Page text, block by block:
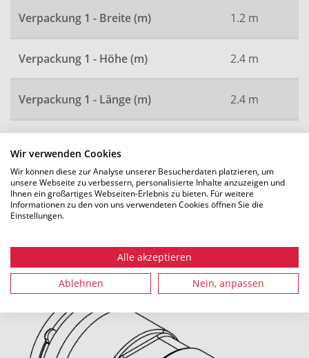
Wir verwenden Cookies
Wir können diese zur Analyse unserer Besucherdaten platzieren, um
unsere Webseite zu verbessern, personalisierte Inhalte anzuzeigen und
Ihnen ein großartiges Webseiten-Erlebnis zu bieten. Für weitere
Informationen zu den von uns verwendeten Cookies öffnen Sie die
Einstellungen.
Alle akzeptieren
Ablehnen Nein, anpassen
Verpackung 1 - Breite (m) 1.2 m
Verpackung 1 - Höhe (m) 2.4 m
Verpackung 1 - Länge (m) 2.4 m
Alle Maße in mm. Technische Änderungen vorbehalten.
Empfohlenes Zubehör